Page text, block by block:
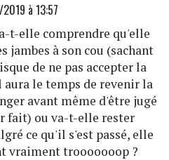
à 13:57
t-elle comprendre qu'elle
jambes à son cou (sachant
de ne pas accepter la
le temps de revenir la
avant même d'être jugé
fait) ou va-t-elle rester
ce qu'il s'est passé, elle
vraiment trooooooop ?